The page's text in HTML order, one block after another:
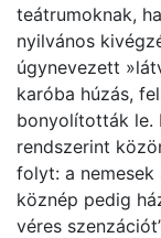
teátrumoknak,
nyilvános
úgynevezett
karóba húzás,
bonyolították le.
rendszerint
folyt: a nemesek
köznép pedig
véres